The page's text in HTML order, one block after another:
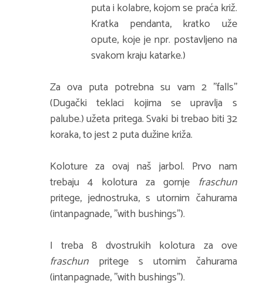
puta i kolabre, kojom se praća križ.
Kratka pendanta, kratko uže
opute, koje je npr. postavljeno na
svakom kraju katarke.)
Za ova puta potrebna su vam 2 ''falls''
(Dugački teklaci kojima se upravlja s
palube.) užeta pritega. Svaki bi trebao biti 32
koraka, to jest 2 puta dužine križa.
Koloture za ovaj naš jarbol. Prvo nam
trebaju 4 kolotura za gornje fraschun
pritege, jednostruka, s utornim čahurama
(intanpagnade, ''with bushings'').
I treba 8 dvostrukih kolotura za ove
fraschun pritege s utornim čahurama
(intanpagnade, ''with bushings'').